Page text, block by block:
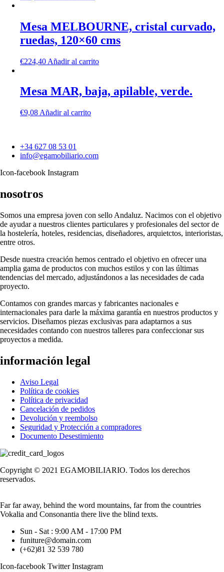
Mesa MELBOURNE, cristal curvado,
ruedas, 120×60 cms
€224,40 Añadir al carrito
Mesa MAR, baja, apilable, verde.
€9,08 Añadir al carrito
+34 627 08 53 01
info@egamobiliario.com
Icon-facebook Instagram
nosotros
Somos una empresa joven con sello Andaluz. Nacimos con el objetivo
de ayudar a nuestros clientes particulares y profesionales del sector de
la hostelería, hoteles, residencias, diseñadores, arquietctos, interioristas,
entre otros.
Desde nuestra creación hemos centrado el objetivo en ofrecer una
amplia gama de productos con muchos estilos y con las últimas
tendencias del mercado, adjustándonos a las necesidades de cada
proyecto.
Contamos con grandes marcas y fabricantes nacionales e
internacionales para darle la máxima garantía en nuestros productos y
servicios. Diseñamos piezas exclusivas para adaptarnos a sus
necesidades contando con nuestros talleres para confeccionar sus
proyectos a medida.
información legal
Aviso Legal
Política de cookies
Política de privacidad
Cancelación de pedidos
Devolución y reembolso
Seguridad y Protección a compradores
Documento Desestimiento
Copyright © 2021 EGAMOBILIARIO. Todos los derechos
reservados.
Far far away, behind the word mountains, far from the countries
Vokalia and Consonantia there live the blind texts.
Sun - Sat : 9:00 AM - 17:00 PM
funiture@domain.com
(+62)81 32 539 780
Icon-facebook Twitter Instagram